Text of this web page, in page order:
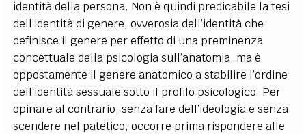
identità della persona. Non è quindi predicabile la tesi
dell’identità di genere, ovverosia dell’identità che
definisce il genere per effetto di una preminenza
concettuale della psicologia sull’anatomia, ma è
oppostamente il genere anatomico a stabilire l’ordine
dell’identità sessuale sotto il profilo psicologico. Per
opinare al contrario, senza fare dell’ideologia e senza
scendere nel patetico, occorre prima rispondere alle